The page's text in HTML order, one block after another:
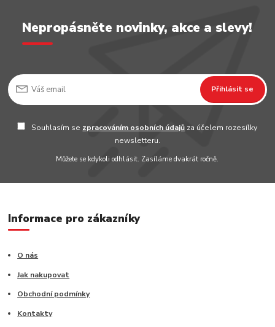
Nepropásněte novinky, akce a slevy!
Přihlásit se
Souhlasím se zpracováním osobních údajů za účelem rozesílky
newsletteru.
Můžete se kdykoli odhlásit. Zasíláme dvakrát ročně.
Informace pro zákazníky
O nás
Jak nakupovat
Obchodní podmínky
Kontakty